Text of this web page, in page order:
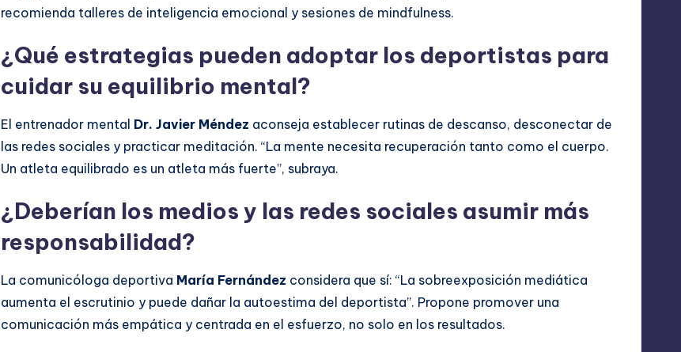
recomienda talleres de inteligencia emocional y sesiones de mindfulness.
¿Qué estrategias pueden adoptar los deportistas para
cuidar su equilibrio mental?
El entrenador mental Dr. Javier Méndez aconseja establecer rutinas de descanso, desconectar de
las redes sociales y practicar meditación. “La mente necesita recuperación tanto como el cuerpo.
Un atleta equilibrado es un atleta más fuerte”, subraya.
¿Deberían los medios y las redes sociales asumir más
responsabilidad?
La comunicóloga deportiva María Fernández considera que sí: “La sobreexposición mediática
aumenta el escrutinio y puede dañar la autoestima del deportista”. Propone promover una
comunicación más empática y centrada en el esfuerzo, no solo en los resultados.